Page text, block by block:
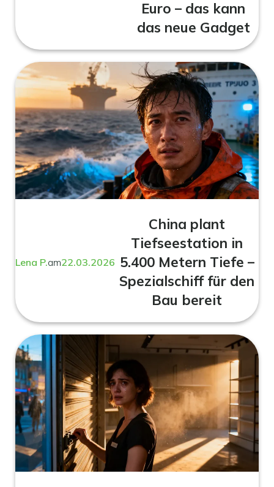
Euro – das kann
das neue Gadget
Lena P.am22.03.2026
China plant
Tiefseestation in
5.400 Metern Tiefe –
Spezialschiff für den
Bau bereit